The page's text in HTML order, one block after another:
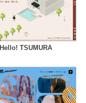
Hello! TSUMURA